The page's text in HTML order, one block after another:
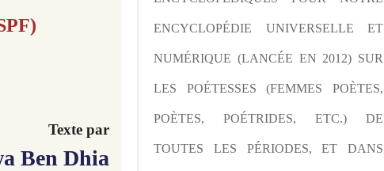
Texte par
Ben Dhia
ENCYCLOPÉDIE UNIVERSELLE ET
NUMÉRIQUE (LANCÉE EN 2012) SUR
LES POÉTESSES (FEMMES POÈTES,
POÈTES, POÉTRIDES, ETC.) DE
TOUTES LES PÉRIODES, ET DANS